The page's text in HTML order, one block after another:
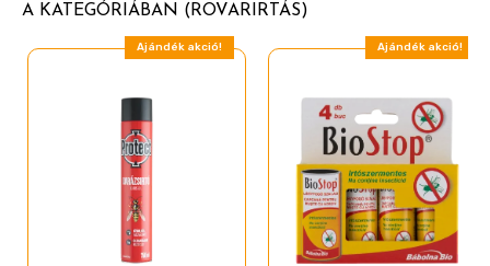
A KATEGÓRIÁBAN (ROVARIRTÁS)
Ajándék akció! Ajándék akció!